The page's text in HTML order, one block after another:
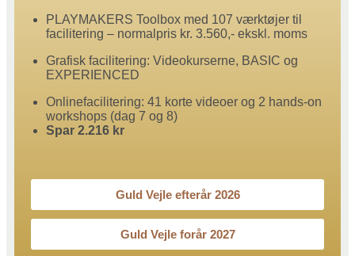
PLAYMAKERS Toolbox med 107 værktøjer til
facilitering – normalpris kr. 3.560,- ekskl. moms
Grafisk facilitering: Videokurserne, BASIC og
EXPERIENCED
Onlinefacilitering: 41 korte videoer og 2 hands-on
workshops (dag 7 og 8)
Spar 2.216 kr
Guld Vejle efterår 2026
Guld Vejle forår 2027